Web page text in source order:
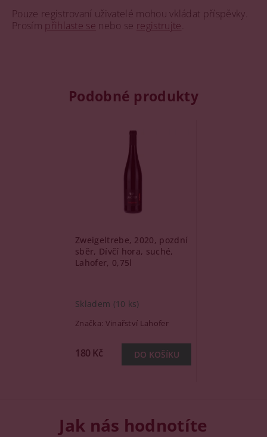
Pouze registrovaní uživatelé mohou vkládat příspěvky.
Prosím přihlaste se nebo se registrujte
Podobné produkty
Zweigeltrebe, 2020, pozdní
sběr, Dívčí hora, suché,
Lahofer, 0,75l
Skladem (10 ks)
Značka: Vinařství Lahofer
180 Kč
Jak nás hodnotíte